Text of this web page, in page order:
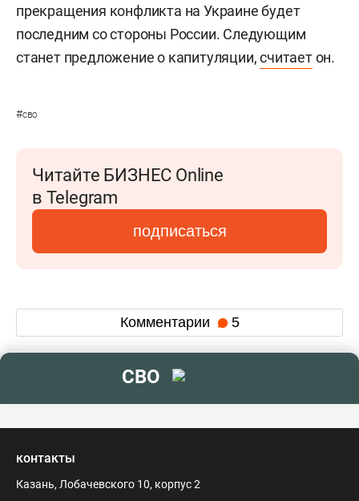
прекращения конфликта на Украине будет
последним со стороны России. Следующим
станет предложение о капитуляции,считаетон.
#сво
Читайте БИЗНЕС Online
в Telegram
подписаться
Комментарии 5
СВО
контакты
Казань, Лобачевского 10, корпус 2